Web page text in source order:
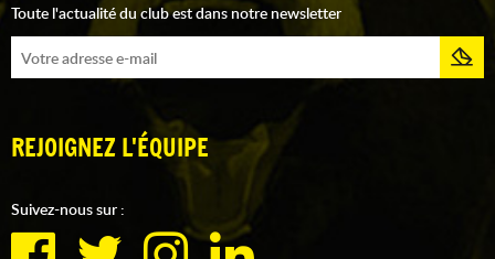
Toute l'actualité du club est dans notre newsletter
REJOIGNEZ L'ÉQUIPE
Suivez-nous sur :